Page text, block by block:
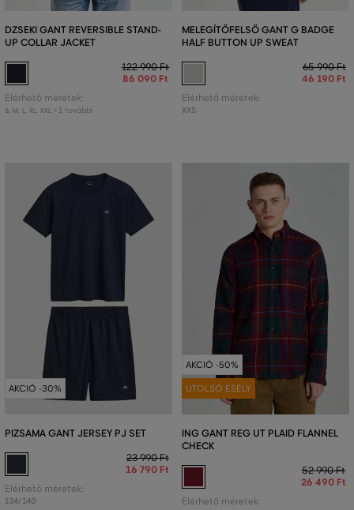
DZSEKI GANT REVERSIBLE STAND-
UP COLLAR JACKET
122 990 Ft
86 090 Ft
Elérhető méretek:
S, M L XL XXL +1 további
MELEGÍTŐFELSŐ GANT G BADGE
HALF BUTTON UP SWEAT
65 990 Ft
46 190 Ft
Elérhető méretek:
XXS
AKCIÓ -30%
PIZSAMA GANT JERSEY PJ SET
23 990 Ft
16 790 Ft
Elérhető méretek:
134/140
AKCIÓ -50%
UTOLSÓ ESÉLY
ING GANT REG UT PLAID FLANNEL
CHECK
52 990 Ft
26 490 Ft
Elérhető méretek: